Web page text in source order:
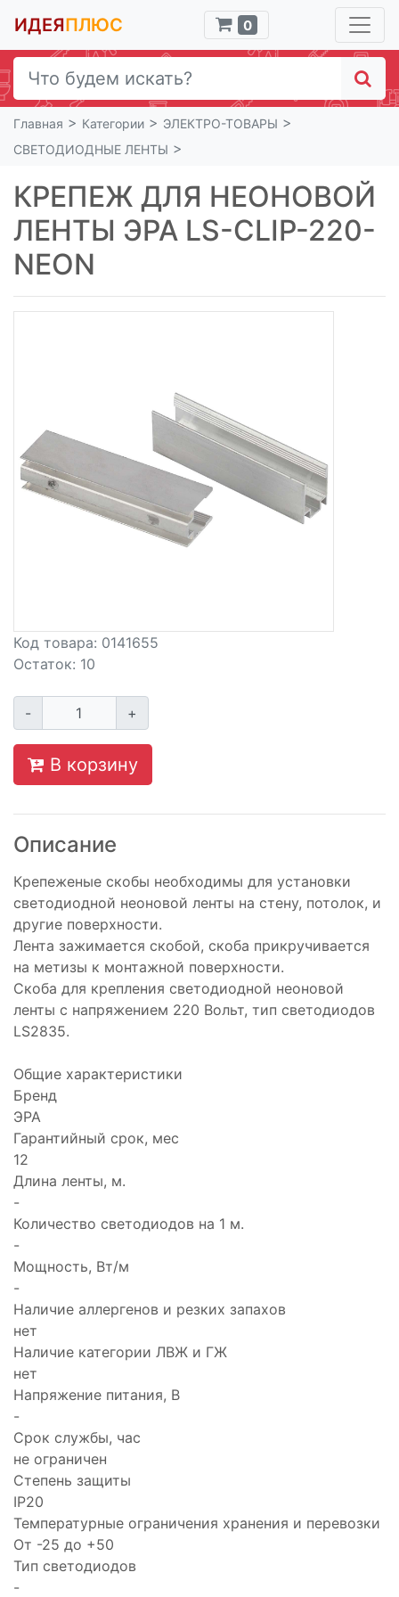
ИДЕЯПЛЮС 0
Главная > Категории > ЭЛЕКТРО-ТОВАРЫ >
СВЕТОДИОДНЫЕ ЛЕНТЫ >
КРЕПЕЖ ДЛЯ НЕОНОВОЙ
ЛЕНТЫ ЭРА LS-CLIP-220-
NEON
Код товара: 0141655
Остаток: 10
- +
В корзину
Описание
Крепеженые скобы необходимы для установки
светодиодной неоновой ленты на стену, потолок, и
другие поверхности.
Лента зажимается скобой, скоба прикручивается
на метизы к монтажной поверхности.
Скоба для крепления светодиодной неоновой
ленты с напряжением 220 Вольт, тип светодиодов
LS2835.
Общие характеристики
Бренд
ЭРА
Гарантийный срок, мес
12
Длина ленты, м.
-
Количество светодиодов на 1 м.
-
Мощность, Вт/м
-
Наличие аллергенов и резких запахов
нет
Наличие категории ЛВЖ и ГЖ
нет
Напряжение питания, В
-
Срок службы, час
не ограничен
Степень защиты
IP20
Температурные ограничения хранения и перевозки
От -25 до +50
Тип светодиодов
-